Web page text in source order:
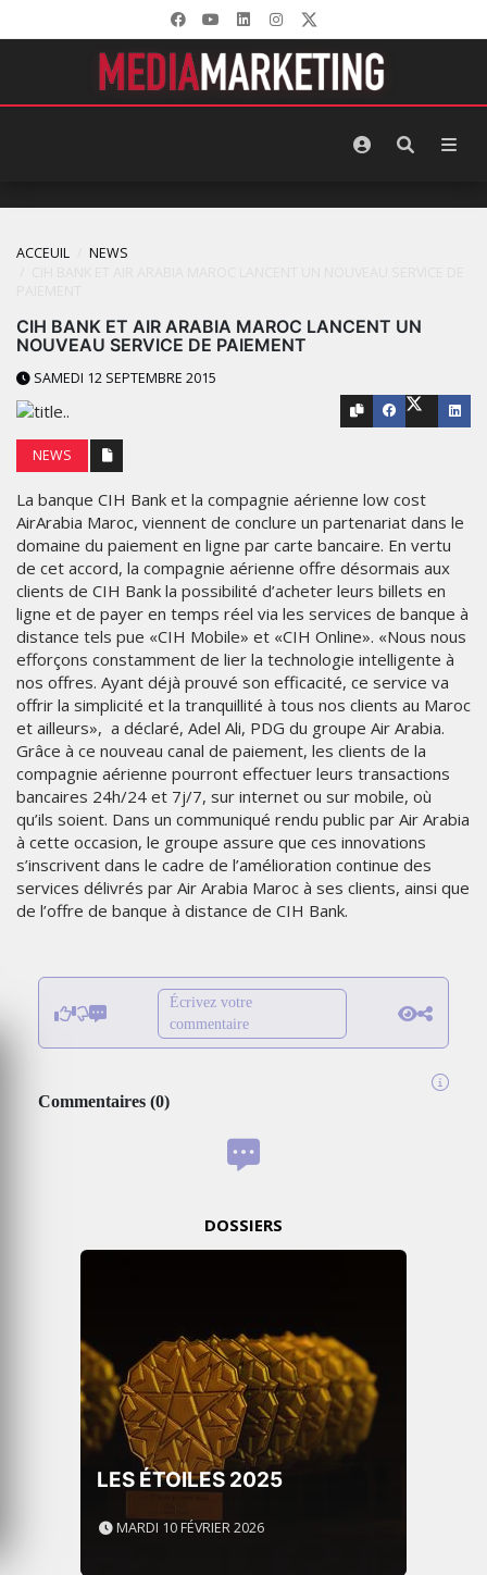
ACCEUIL
NEWS
CIH BANK ET AIR ARABIA MAROC LANCENT UN
NOUVEAU SERVICE DE PAIEMENT
SAMEDI 12 SEPTEMBRE 2015
NEWS
La banque CIH Bank et la compagnie aérienne low cost
AirArabia Maroc, viennent de conclure un partenariat dans le
domaine du paiement en ligne par carte bancaire. En vertu
de cet accord, la compagnie aérienne offre désormais aux
clients de CIH Bank la possibilité d’acheter leurs billets en
ligne et de payer en temps réel via les services de banque à
distance tels pue «CIH Mobile» et «CIH Online». «Nous nous
efforçons constamment de lier la technologie intelligente à
nos offres. Ayant déjà prouvé son efficacité, ce service va
offrir la simplicité et la tranquillité à tous nos clients au Maroc
et ailleurs», a déclaré, Adel Ali, PDG du groupe Air Arabia.
Grâce à ce nouveau canal de paiement, les clients de la
compagnie aérienne pourront effectuer leurs transactions
bancaires 24h/24 et 7j/7, sur internet ou sur mobile, où
qu’ils soient. Dans un communiqué rendu public par Air Arabia
à cette occasion, le groupe assure que ces innovations
s’inscrivent dans le cadre de l’amélioration continue des
services délivrés par Air Arabia Maroc à ses clients, ainsi que
de l’offre de banque à distance de CIH Bank.
Écrivez votre
commentaire
Commentaires (0)
DOSSIERS
LES ÉTOILES 2025
MARDI 10 FÉVRIER 2026